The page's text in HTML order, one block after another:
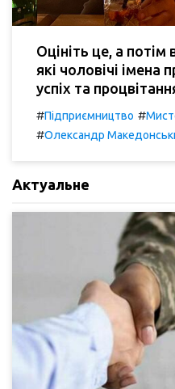
Оцініть це, а потім
які чоловічі імена
успіх та
#Підприємництво #
#Олександр
Актуальне